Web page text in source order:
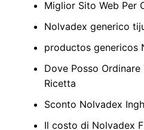
Miglior Sito Web Per
Nolvadex generico
productos genericos
Dove Posso Ordinare
Ricetta
Sconto Nolvadex
Il costo di Nolvadex